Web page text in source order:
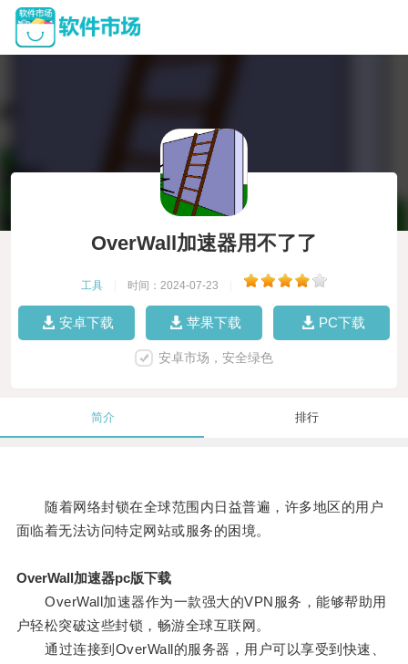
OverWall加速器用不了了
工具 时间：2024-07-23
安卓下载 苹果下载 PC下载
安卓市场，安全绿色
简介 排行
随着网络封锁在全球范围内日益普遍，许多地区的用户
面临着无法访问特定网站或服务的困境。
OverWall加速器pc版下载
OverWall加速器作为一款强大的VPN服务，能够帮助用
户轻松突破这些封锁，畅游全球互联网。
通过连接到OverWall的服务器，用户可以享受到快速、